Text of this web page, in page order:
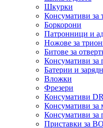
Шкурки
Консумативи за
Боркорони
Патронници и
Ножове за
Битове за
Консумативи за
Батерии и
Вложки
Фрезери
Консумативи
Консумативи
Консумативи за
Приставки за